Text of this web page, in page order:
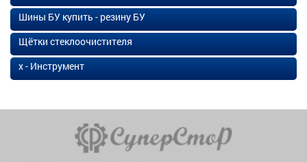
Шины БУ купить - резину БУ
Щётки стеклоочистителя
х - Инструмент